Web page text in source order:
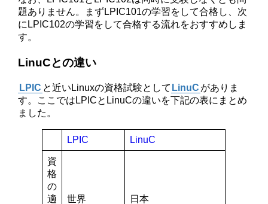
題ありません。まずLPIC101の学習をして合格し、次
にLPIC102の学習をして合格する流れをおすすめしま
す。
LinuCとの違い
LPIC と近いLinuxの資格試験として LinuC がありま
す。ここではLPICとLinuCの違いを下記の表にまとめ
ました。
LPIC LinuC
資
格
の
適
世界 日本